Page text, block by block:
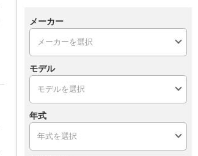
メーカー
モデル
年式